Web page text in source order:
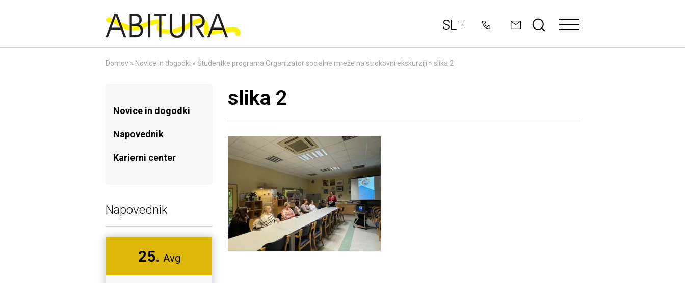
SL
Domov » Novice in dogodki » Študentke programa Organizator socialne mreže na strokovni ekskurziji » slika 2
Novice in dogodki
Napovednik
Karierni center
Napovednik
25. Avg
slika 2